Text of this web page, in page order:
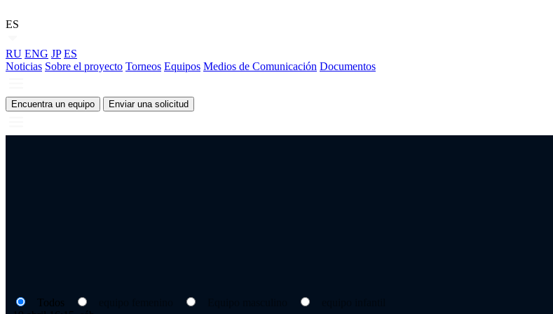
ES
RU ENG JP ES
Noticias Sobre el proyecto Torneos Equipos Medios de Comunicación Documentos
Encuentra un equipo Enviar una solicitud
Todos